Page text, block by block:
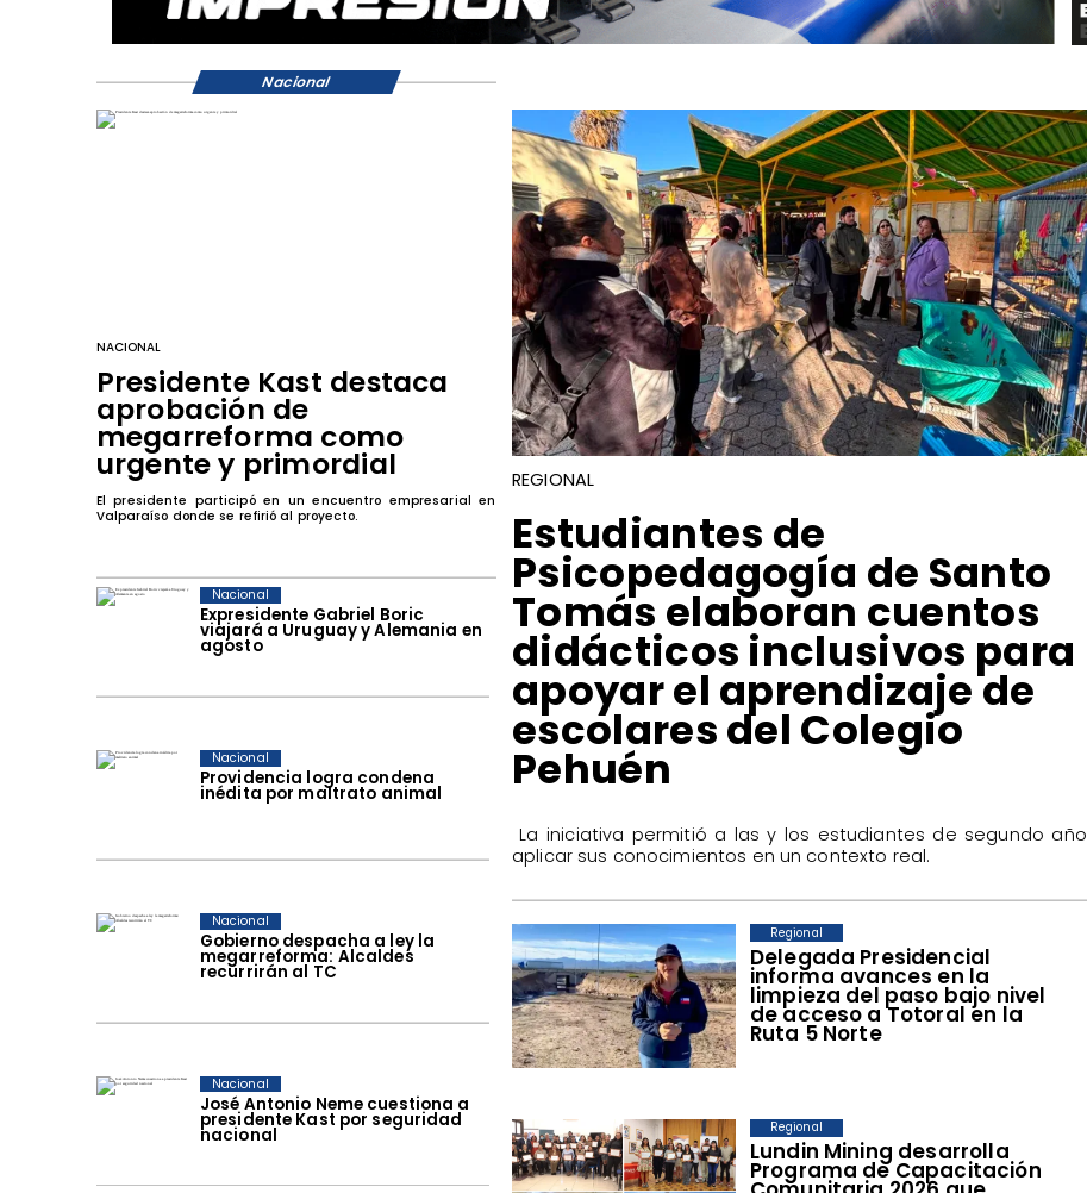
Expresidente Gabriel Boric
viajará a Uruguay y Alemania en
agosto
Nacional
Providencia logra condena
inédita por maltrato animal
Nacional
Gobierno despacha a ley la
megarreforma: Alcaldes
recurrirán al TC
Nacional
José Antonio Neme cuestiona a
presidente Kast por seguridad
nacional
Nacional
​Delegada Presidencial
informa avances en la
limpieza del paso bajo nivel
de acceso a Totoral en la
Ruta 5 Norte
Regional
​Lundin Mining desarrolla
Programa de Capacitación
Regional
NACIONAL
Presidente Kast destaca
aprobación de
megarreforma como
urgente y primordial
El presidente participó en un encuentro empresarial en
Valparaíso donde se refirió al proyecto.
REGIONAL
​Estudiantes de
Psicopedagogía de Santo
Tomás elaboran cuentos
didácticos inclusivos para
apoyar el aprendizaje de
escolares del Colegio
Pehuén
​ La iniciativa permitió a las y los estudiantes de segundo año
aplicar sus conocimientos en un contexto real.
Nacional